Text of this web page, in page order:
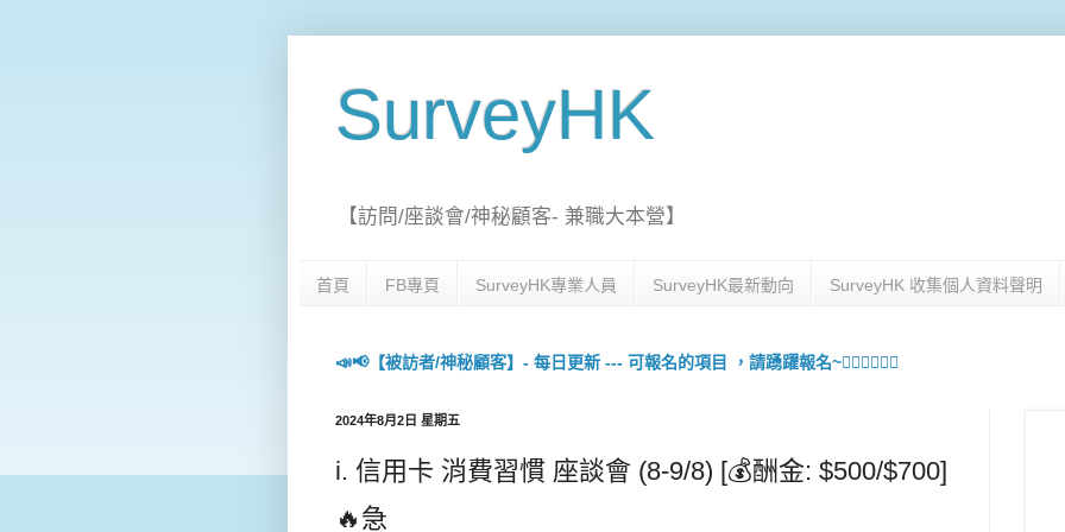
SurveyHK
【訪問/座談會/神秘顧客- 兼職大本營】
首頁 FB專頁 SurveyHK專業人員 SurveyHK最新動向 SurveyHK 收集個人資料聲明
📣📢【被訪者/神秘顧客】- 每日更新 --- 可報名的項目 ，請踴躍報名~🙋🏻‍♀️💇🏻‍♀️
2024年8月2日 星期五
i. 信用卡 消費習慣 座談會 (8-9/8) [💰酬金: $500/$700]
🔥急